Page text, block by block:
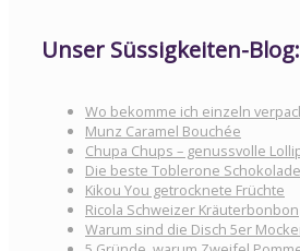
Unser Süssigkeiten-Blog:
Wo bekomme ich einzeln
Munz Caramel Bouchée
Chupa Chups – genussvolle
Die beste Toblerone
Kikou You getrocknete Früchte
Ricola Schweizer Kräuterbonbon
Warum sind die Disch 5er